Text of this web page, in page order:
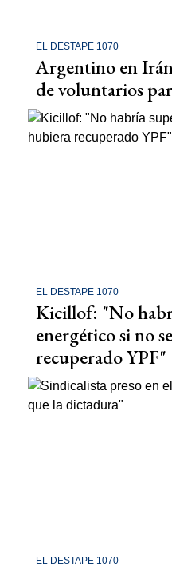
EL DESTAPE 1070
Argentino en
de voluntarios
EL DESTAPE 1070
Kicillof: "No
energético si no
recuperado YPF"
EL DESTAPE 1070